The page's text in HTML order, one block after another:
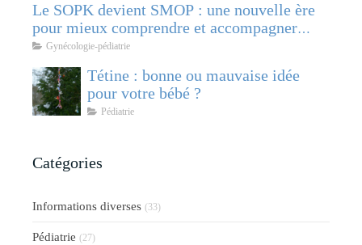
Le SOPK devient SMOP : une nouvelle ère
pour mieux comprendre et accompagner
cette pathologie féminine
Gynécologie-pédiatrie
Tétine : bonne ou mauvaise idée
pour votre bébé ?
Pédiatrie
Catégories
Informations diverses (33)
Pédiatrie (27)